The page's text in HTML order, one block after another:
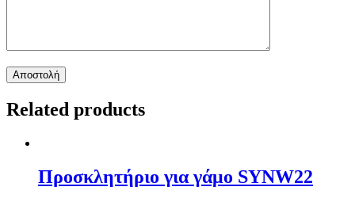
Related products
Προσκλητήριο για γάμο SYNW22